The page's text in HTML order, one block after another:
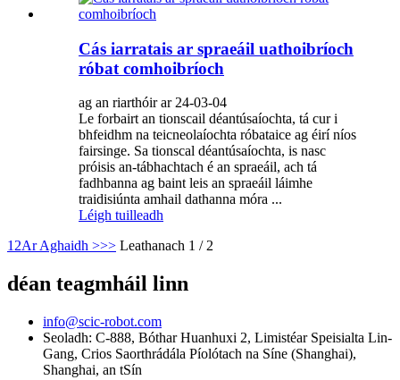
Cás iarratais ar spraeáil uathoibríoch
róbat comhoibríoch
ag an riarthóir ar 24-03-04
Le forbairt an tionscail déantúsaíochta, tá cur i
bhfeidhm na teicneolaíochta róbataice ag éirí níos
fairsinge. Sa tionscal déantúsaíochta, is nasc
próisis an-tábhachtach é an spraeáil, ach tá
fadhbanna ag baint leis an spraeáil láimhe
traidisiúnta amhail dathanna móra ...
Léigh tuilleadh
1 2Ar Aghaidh >>> Leathanach 1 / 2
déan teagmháil linn
info@scic-robot.com
Seoladh: C-888, Bóthar Huanhuxi 2, Limistéar Speisialta Lin-
Gang, Crios Saorthrádála Píolótach na Síne (Shanghai),
Shanghai, an tSín